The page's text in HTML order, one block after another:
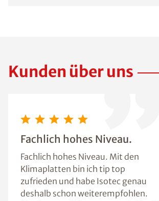
Kunden über uns
Fachlich hohes Niveau.
Fachlich hohes Niveau. Mit den
Klimaplatten bin ich tip top
zufrieden und habe Isotec genau
deshalb schon weiterempfohlen.